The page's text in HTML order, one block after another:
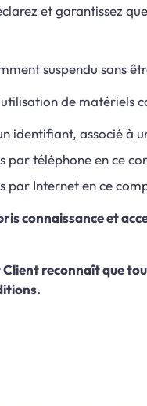
et garantissez
suspendu sans
de
identifiant, associé à
téléphone en ce
par Internet en ce
connaissance et
reconnaît que